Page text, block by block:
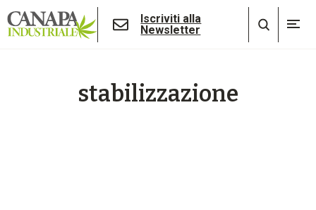
Iscriviti alla
Newsletter
stabilizzazione